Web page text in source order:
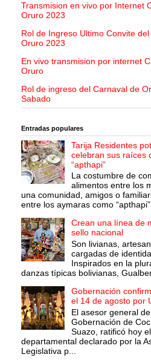
Transmision en vivo por Internet
Oruro 2023
Rol de Ingreso Ultimo Convite
Oruro 2023
En vivo transmision por internet
Oruro
Rol de ingreso del Carnaval de
Sabado
Entradas populares
Tarija Residentes
celebran sus raíces
“apthapi”
La costumbre de
alimentos entre los
una comunidad, amigos o
entre los aymaras como
Crean una línea de
sello nacional
Son livianas,
cargadas de
Inspirados en la
danzas típicas bolivianas,
Gobernación
el 14 de agosto por
El asesor general
Gobernación de
Suazo, ratificó hoy
departamental declarado por la
Legislativa p...